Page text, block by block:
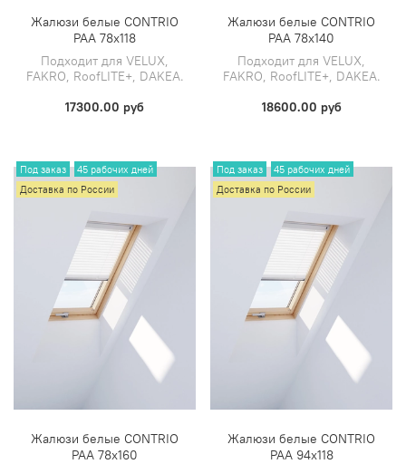
Жалюзи белые CONTRIO
PAA 78х118
Подходит для VELUX,
FAKRO, RoofLITE+, DAKEA.
17300.00 руб
Жалюзи белые CONTRIO
PAA 78х140
Подходит для VELUX,
FAKRO, RoofLITE+, DAKEA.
18600.00 руб
Под заказ
45 рабочих дней
Доставка по России
Жалюзи белые CONTRIO
PAA 78х160
Под заказ
45 рабочих дней
Доставка по России
Жалюзи белые CONTRIO
PAA 94х118